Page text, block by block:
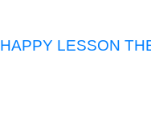
HAPPY LESSON